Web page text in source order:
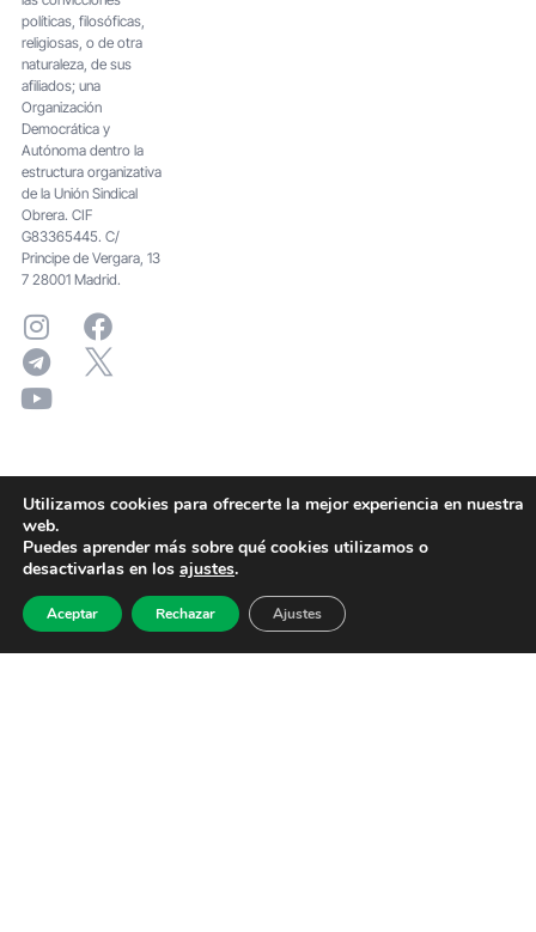
políticas, filosóficas,
religiosas, o de otra
naturaleza, de sus
afiliados; una
Organización
Democrática y
Autónoma dentro la
estructura organizativa
de la Unión Sindical
Obrera. CIF
G83365445. C/
Principe de Vergara, 13
7 28001 Madrid.
Utilizamos cookies para ofrecerte la mejor experiencia en nuestra
web.
Puedes aprender más sobre qué cookies utilizamos o
desactivarlas en los ajustes.
Aceptar Rechazar Ajustes